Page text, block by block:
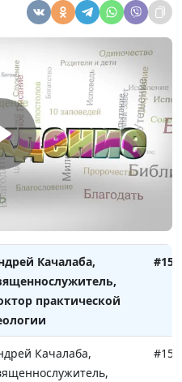
практической
Качалаба,
практической
Качалаба,
практической
#154
Качалаба,
практической
#153
Качалаба,
#152